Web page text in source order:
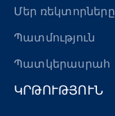
Մեր ռեկտորները
Պատմություն
Պատկերասրահ
ԿՐԹՈՒԹՅՈՒՆ